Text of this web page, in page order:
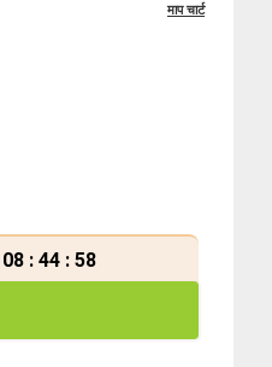
माप चार्ट
08 : 44 : 57